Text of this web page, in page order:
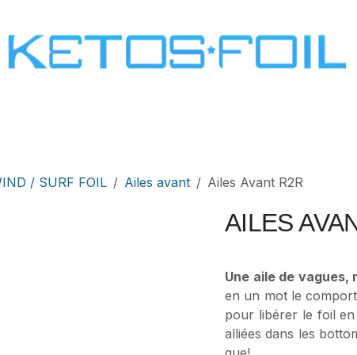
/ SURF FOIL Ailes avant Ailes Avant R2R
AILES
Une aile de vagues,
en un mot le
pour libérer le foil
alliées dans les